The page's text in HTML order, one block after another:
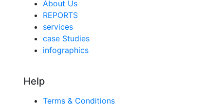
About Us
REPORTS
services
case Studies
infographics
Help
Terms & Conditions